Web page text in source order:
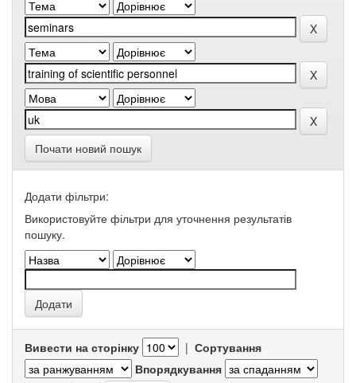
Почати новий пошук
Додати фільтри:
Використовуйте фільтри для уточнення результатів
пошуку.
Вивести на сторінку | Сортування
Впорядкування